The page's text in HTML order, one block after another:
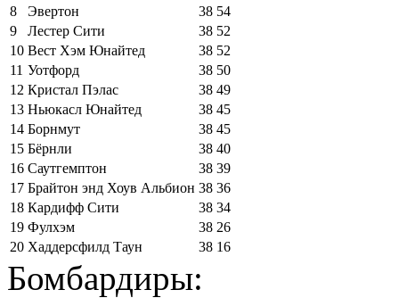
8
Эвертон 38 54
9
Лестер Сити 38 52
10 Вест Хэм Юнайтед 38 52
11 Уотфорд 38 50
12 Кристал Пэлас 38 49
13 Ньюкасл Юнайтед 38 45
14 Борнмут 38 45
15 Бёрнли 38 40
16 Саутгемптон 38 39
17 Брайтон энд Хоув Альбион 38 36
18 Кардифф Сити 38 34
19 Фулхэм 38 26
20 Хаддерсфилд Таун 38 16
Бомбардиры: